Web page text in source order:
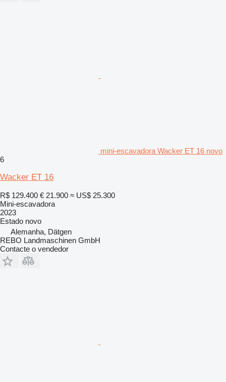
mini-escavadora Wacker ET 16 novo
6
Wacker ET 16
R$ 129.400 € 21.900 ≈ US$ 25.300
Mini-escavadora
2023
Estado novo
Alemanha, Dätgen
REBO Landmaschinen GmbH
Contacte o vendedor